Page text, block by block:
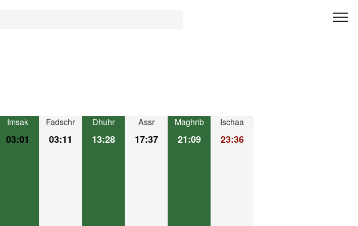
Imsak
03:01
Fadschr
03:11
Dhuhr
13:28
Assr
17:37
Maghrib
21:09
Ischaa
23:36